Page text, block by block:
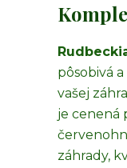
pôsobivá
vašej
je cenená
záhrady,